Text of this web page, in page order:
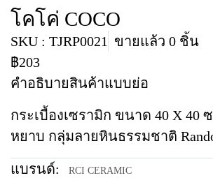
โคโค่ COCO
SKU : TJRP0021 ขายแล้ว 0 ชิ้น
฿203
คำอธิบายสินค้าแบบย่อ
กระเบื้องเซรามิก ขนาด 40 X 40
หยาบ กลุ่มลายหินธรรมชาติ
แบรนด์: RCI CERAMIC